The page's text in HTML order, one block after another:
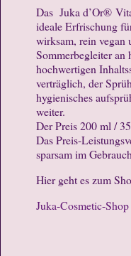
Das Juka d’Or®
ideale Erfrischung
wirksam, rein vegan
Sommerbegleiter an
hochwertigen
verträglich, der
hygienisches
weiter.
Der Preis 200 ml /
Das Preis-
sparsam im
Hier geht es zum
Juka-Cosmetic-Shop